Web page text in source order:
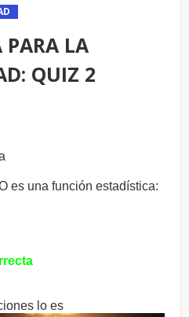
PARA LA
QUIZ 2
es una función estadística:
lo es